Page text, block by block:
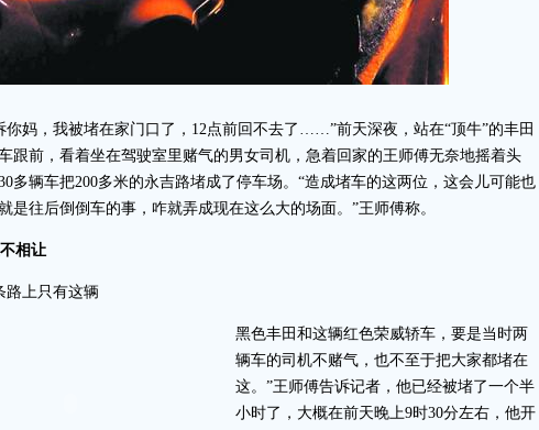
妈，我被堵在家门口了，12点前回不去了……”前天深夜，站在“顶牛”的丰田
跟前，看着坐在驾驶室里赌气的男女司机，急着回家的王师傅无奈地摇着头
多辆车把200多米的永吉路堵成了停车场。“造成堵车的这两位，这会儿可能也
是往后倒倒车的事，咋就弄成现在这么大的场面。”王师傅称。
相让
上只有这辆
黑色丰田和这辆红色荣威轿车，要是当时两
辆车的司机不赌气，也不至于把大家都堵在
这。”王师傅告诉记者，他已经被堵了一个半
小时了，大概在前天晚上9时30分左右，他开